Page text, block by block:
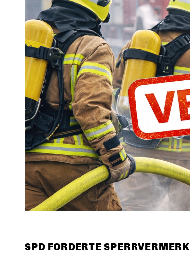
SPD FORDERTE SPERRVERMERK